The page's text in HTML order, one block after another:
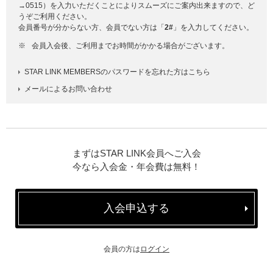
→0515）を入力いただくことによりスムーズにご案内出来ますので、ど
うぞご利用ください。
会員番号が分からない方、会員でない方は「 2# 」を入力してください。
※ 会員入会後、ご利用までお時間がかかる場合がございます。
STAR LINK MEMBERSのパスワードを忘れた方はこちら
メールによるお問い合わせ
まずはSTAR LINK会員へご入会
今なら入会金・年会費は無料！
入会申込する
会員の方は ログイン